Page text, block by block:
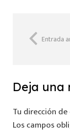
Entrada
Deja una
Tu dirección
Los campos